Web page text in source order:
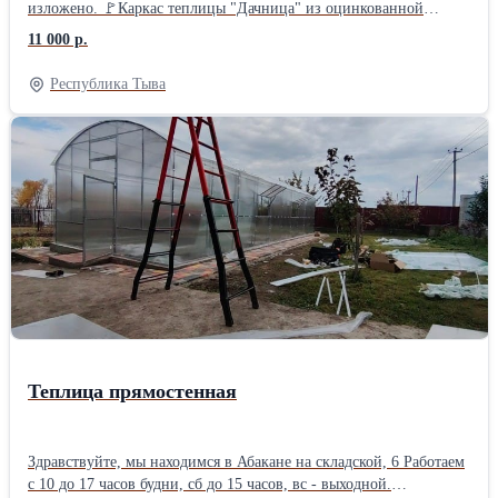
изложено. 🚩Каркас теплицы "Дачница" из оцинкованной
профильной трубы 20*20 🚩В каркасе две двери и две форточки,
дуги через 1 метр. 🚩Каркас на 5ти поперечинах. Сборка - труба
в трубу на саморез. 🚩🚩 Цена указана за каркас 3*4м. БЕЗ
поликарбоната. 🚩Сотовый поликарбонат можно приобрести у
нас отдельно, на выбор. 🚩Каркас теплицы увеличивается по
длине кратно - двум метрам с помощью вставок. 🚩Цена вставки
для увеличения длины на 2м - 2 950 руб. 🚩Каркас 3*4м выходит
- 11 000 руб. 🚩Каркас 3*6м выходит - 13 950 руб. 🚩Каркас 3*8м
выходит - 16 900 руб. 🚩Каркас 3*10м выходит - 29 850 руб.
Данный каркас теплицы по качеству - полностью соответствует
своей цене❗ Длина теплицы может быть любой кратной двум
метрам от 4х метров❗ Посмотреть - увидеть, потрогать данный
каркас для теплицы можно на Складской, 6 в Абакане. 🚩
Каркасы для теплиц в наличии на Складскoй, 6 🚩Мы работаем с
10 до 17 часов будни., с 10 до 15 часов суббота. 🚩Цена
11 000 р.
Республика Тыва
Теплица прямостенная
Здравствуйте, мы находимся в Абакане на складской, 6 Работаем
с 10 до 17 часов будни, сб до 15 часов, вс - выходной.